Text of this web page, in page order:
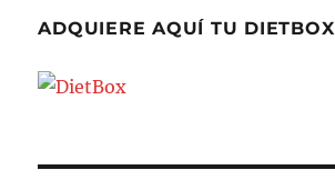
ADQUIERE AQUÍ TU DIETBOX